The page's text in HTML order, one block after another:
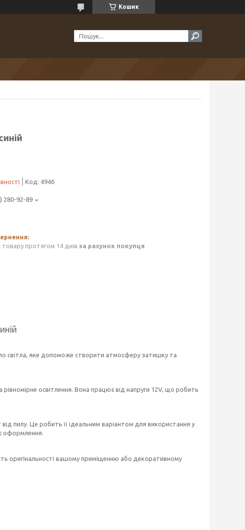
Кошик
Код: 4946
280-92-89
товару протягом 14 днів за рахунок покупця
світла, яке допоможе створити атмосферу затишку та
освітлення. Вона працює від напруги 12V, що робить
пилу. Це робить її ідеальним варіантом для використання у
оформлення.
оригінальності вашому приміщенню або декоративному